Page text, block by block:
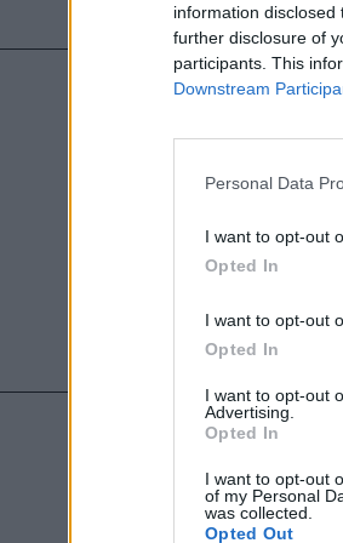
information
further disclosure of
participants. This
Downstream
Personal Data
I want to opt-out
Opted In
I want to opt-out
Opted In
I want to opt-out
Advertising.
Opted In
I want to opt-out
of my Personal
was collected.
Opted Out